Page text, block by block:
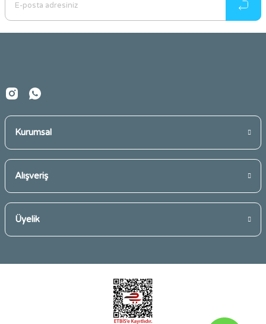
Ürün açıklamasında eksik bilgiler bulunuyor.
Ürün bilgilerinde hatalar bulunuyor.
Kurumsal
Alışveriş
Üyelik